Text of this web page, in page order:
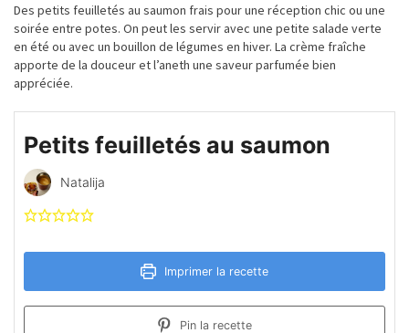
Des petits feuilletés au saumon frais pour une réception chic ou une
soirée entre potes. On peut les servir avec une petite salade verte
en été ou avec un bouillon de légumes en hiver. La crème fraîche
apporte de la douceur et l’aneth une saveur parfumée bien
appréciée.
Petits feuilletés au saumon
Natalija
Imprimer la recette
Pin la recette